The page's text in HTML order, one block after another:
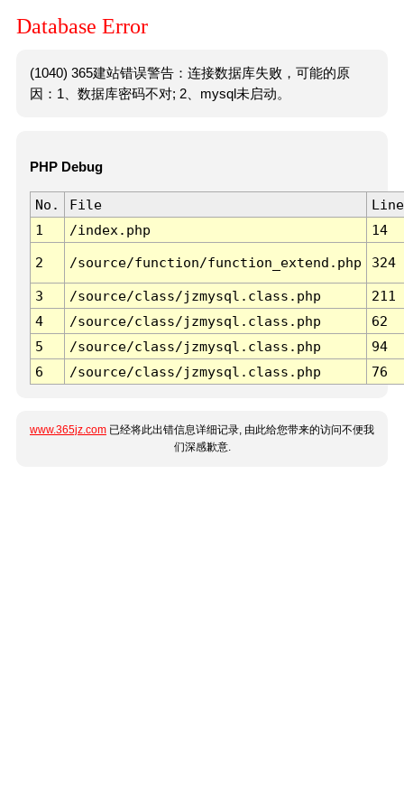
Database Error
(1040) 365建站错误警告：连接数据库失败，可能的原
因：1、数据库密码不对; 2、mysql未启动。
PHP Debug
No. File
Line
1
/index.php 14
2 /source/function/function_extend.php 324
3 /source/class/jzmysql.class.php
211
4
/source/class/jzmysql.class.php
62
5
/source/class/jzmysql.class.php
94
6
/source/class/jzmysql.class.php 76
www.365jz.com 已经将此出错信息详细记录, 由此给您带来的访问不便我
们深感歉意.